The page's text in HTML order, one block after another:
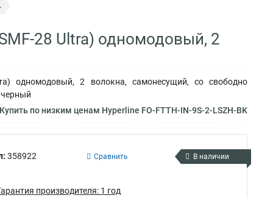
28 Ultra) одномодовый, 2
одномодовый, 2 волокна, самонесущий, со свободно
черный
по низким ценам Hyperline FO-FTTH-IN-9S-2-LSZH-BK
358922 Сравнить В наличии
производителя: 1 год